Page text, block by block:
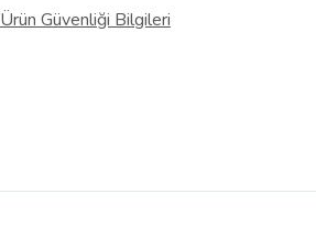
Ürün Güvenliği Bilgileri